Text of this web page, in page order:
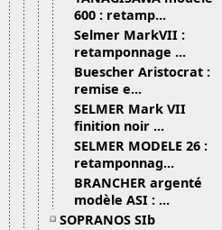
600 : retamp...
Selmer MarkVII :
retamponnage ...
Buescher Aristocrat :
remise e...
SELMER Mark VII
finition noir ...
SELMER MODELE 26 :
retamponnag...
BRANCHER argenté
modèle ASI : ...
SOPRANOS SIb